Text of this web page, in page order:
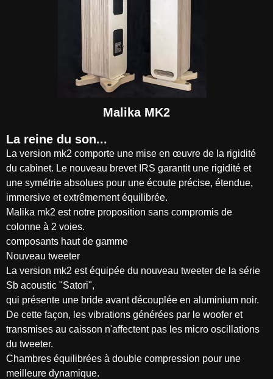
Malika MK2
La reine du son...
La version mk2 comporte une mise en œuvre de la rigidité
du cabinet. Le nouveau brevet IRS garantit une rigidité et
une symétrie absolues pour une écoute précise, étendue,
immersive et extrêmement équilibrée.
Malika mk2 est notre proposition sans compromis de
colonne à 2 voies.
composants haut de gamme
Nouveau tweeter
La version mk2 est équipée du nouveau tweeter de la série
Sb acoustic "Satori",
qui présente une bride avant découplée en aluminium noir.
De cette façon, les vibrations générées par le woofer et
transmises au caisson n'affectent pas les micro oscillations
du tweeter.
Chambres équilibrées à double compression pour une
meilleure dynamique.